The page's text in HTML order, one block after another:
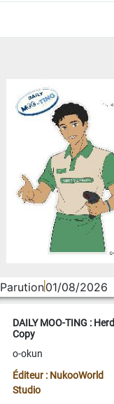
Parution01/08/2026
DAILY MOO-TING : Herd
Copy
o-okun
Éditeur : NukooWorld
Studio